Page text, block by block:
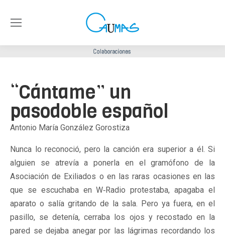
“Cántame” un
pasodoble español
Antonio María González Gorostiza
Nunca lo reconoció, pero la canción era superior a él. Si
alguien se atrevía a ponerla en el gramófono de la
Asociación de Exiliados o en las raras ocasiones en las
que se escuchaba en W‑Radio protestaba, apagaba el
aparato o salía gritando de la sala. Pero ya fuera, en el
pasillo, se detenía, cerraba los ojos y recostado en la
pared se dejaba anegar por las lágrimas recordando los